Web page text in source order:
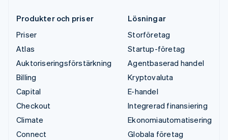
Produkter och priser
Priser
Atlas
Auktoriseringsförstärkning
Billing
Capital
Checkout
Climate
Connect
Lösningar
Storföretag
Startup-företag
Agentbaserad handel
Kryptovaluta
E-handel
Integrerad finansiering
Ekonomiautomatisering
Globala företag